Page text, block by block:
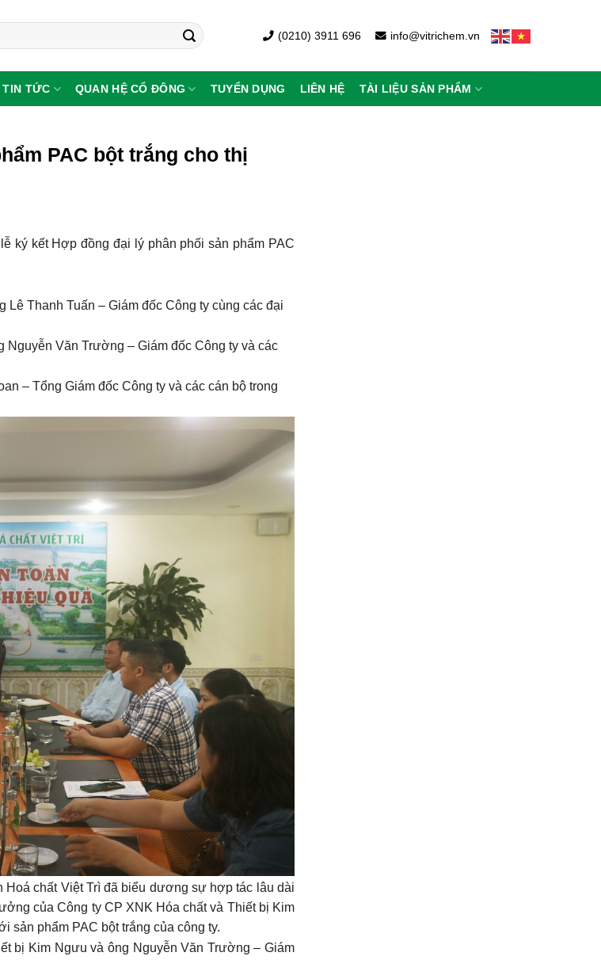
(0210) 3911 696 info@vitrichem.vn
TIN TỨC QUAN HỆ CỔ ĐÔNG TUYỂN DỤNG LIÊN HỆ TÀI LIỆU SẢN PHẨM
PAC bột trắng cho thị
ký kết Hợp đồng đại lý phân phối sản phẩm PAC
Thanh Tuấn – Giám đốc Công ty cùng các đại
Văn Trường – Giám đốc Công ty và các
– Tổng Giám đốc Công ty và các cán bộ trong
chất Việt Trì đã biểu dương sự hợp tác lâu dài
của Công ty CP XNK Hóa chất và Thiết bị Kim
sản phẩm PAC bột trắng của công ty.
bị Kim Ngưu và ông Nguyễn Văn Trường – Giám